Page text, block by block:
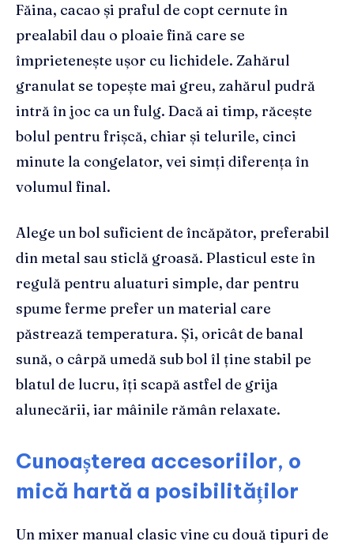
Făina, cacao și praful de copt cernute în
prealabil dau o ploaie fină care se
împrietenește ușor cu lichidele. Zahărul
granulat se topește mai greu, zahărul pudră
intră în joc ca un fulg. Dacă ai timp, răcește
bolul pentru frișcă, chiar și telurile, cinci
minute la congelator, vei simți diferența în
volumul final.
Alege un bol suficient de încăpător, preferabil
din metal sau sticlă groasă. Plasticul este în
regulă pentru aluaturi simple, dar pentru
spume ferme prefer un material care
păstrează temperatura. Și, oricât de banal
sună, o cârpă umedă sub bol îl ține stabil pe
blatul de lucru, îți scapă astfel de grija
alunecării, iar mâinile rămân relaxate.
Cunoașterea accesoriilor, o
mică hartă a posibilităților
Un mixer manual clasic vine cu două tipuri de